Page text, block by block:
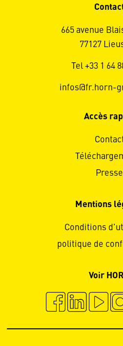
665 avenue
77127
Tel +33 1 64
infos@fr.horn-
Accès
Presse
Mentions
Conditions
politique de
Voir